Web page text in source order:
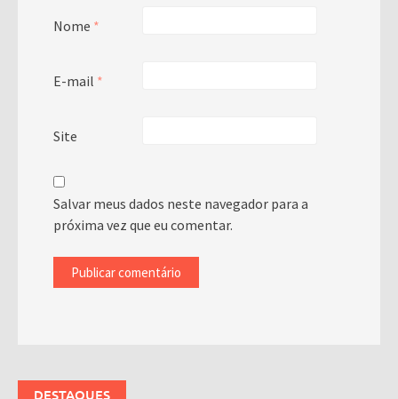
Nome *
E-mail *
Site
Salvar meus dados neste navegador para a
próxima vez que eu comentar.
DESTAQUES